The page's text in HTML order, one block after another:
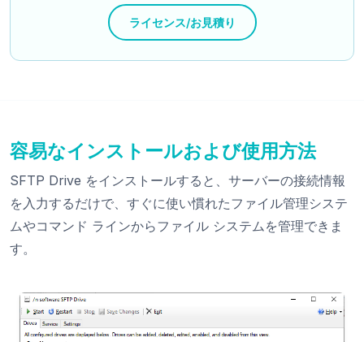
ライセンス/お見積り
容易なインストールおよび使用方法
SFTP Drive をインストールすると、サーバーの接続情報
を入力するだけで、すぐに使い慣れたファイル管理システ
ムやコマンド ラインからファイル システムを管理できま
す。